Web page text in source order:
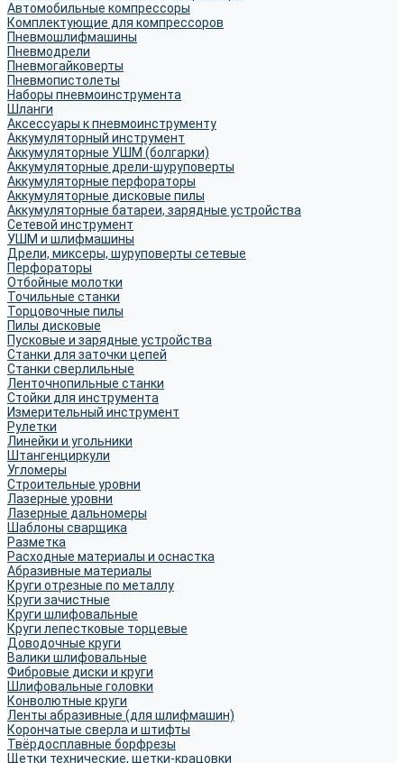
Автомобильные компрессоры
Комплектующие для компрессоров
Пневмошлифмашины
Пневмодрели
Пневмогайковерты
Пневмопистолеты
Наборы пневмоинструмента
Шланги
Аксессуары к пневмоинструменту
Аккумуляторный инструмент
Аккумуляторные УШМ (болгарки)
Аккумуляторные дрели-шуруповерты
Аккумуляторные перфораторы
Аккумуляторные дисковые пилы
Аккумуляторные батареи, зарядные устройства
Сетевой инструмент
УШМ и шлифмашины
Дрели, миксеры, шуруповерты сетевые
Перфораторы
Отбойные молотки
Точильные станки
Торцовочные пилы
Пилы дисковые
Пусковые и зарядные устройства
Станки для заточки цепей
Станки сверлильные
Ленточнопильные станки
Стойки для инструмента
Измерительный инструмент
Рулетки
Линейки и угольники
Штангенциркули
Угломеры
Строительные уровни
Лазерные уровни
Лазерные дальномеры
Шаблоны сварщика
Разметка
Расходные материалы и оснастка
Абразивные материалы
Круги отрезные по металлу
Круги зачистные
Круги шлифовальные
Круги лепестковые торцевые
Доводочные круги
Валики шлифовальные
Фибровые диски и круги
Шлифовальные головки
Конволютные круги
Ленты абразивные (для шлифмашин)
Корончатые сверла и штифты
Твёрдосплавные борфрезы
Щетки технические, щетки-крацовки